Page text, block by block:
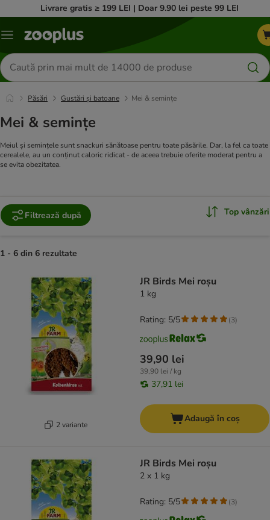
Livrare gratis ≥ 199 LEI | Doar 9.90 lei peste 99 LEI
Categorii
Căutare
produse
Păsări Gustări și batoane Mei & semințe
Mei & semințe
Meiul și semințele sunt snackuri sănătoase pentru toate păsările. Dar, la fel ca toate
cerealele, au un conținut caloric ridicat - de aceea trebuie oferite moderat pentru a
se evita obezitatea.
Filtrează după Top vânzări
1 - 6 din 6 rezultate
2 variante
JR Birds Mei roșu
1 kg
39,90 lei
39,90 lei / kg
37,91 lei
Rating: 5/5 (3)
Adaugă în coș
JR Birds Mei roșu
2 x 1 kg
Rating: 5/5 (3)